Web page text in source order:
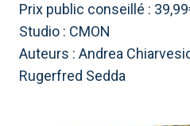
Prix ​​public conseillé :
Studio : CMON
Auteurs : Andrea
Rugerfred Sedda